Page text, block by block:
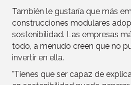
También le gustaría que más
construcciones modulares
sostenibilidad. Las empresas
todo, a menudo creen que no
invertir en ella.
"Tienes que ser capaz de